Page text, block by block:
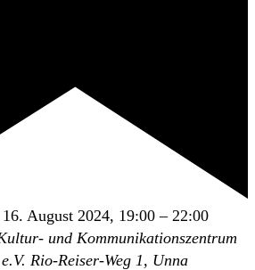
16. August 2024, 19:00 – 22:00
und Kommunikationszentrum
Rio-Reiser-Weg 1, Unna